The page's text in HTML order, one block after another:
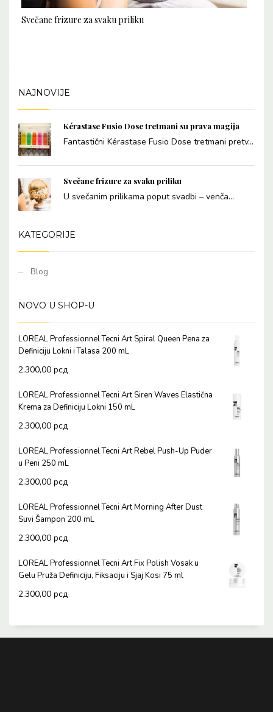
Svečane frizure za svaku priliku
NAJNOVIJE
Kérastase Fusio Dose tretmani su prava magija
Fantastični Kérastase Fusio Dose tretmani pretv...
Svečane frizure za svaku priliku
U svečanim prilikama poput svadbi – venča...
KATEGORIJE
Blog
NOVO U SHOP-U
LOREAL Professionnel Tecni Art Spiral Queen Pena za
Definiciju Lokni i Talasa 200 mL
2.300,00 рсд
LOREAL Professionnel Tecni Art Siren Waves Elastična
Krema za Definiciju Lokni 150 mL
2.300,00 рсд
LOREAL Professionnel Tecni Art Rebel Push-Up Puder
u Peni 250 mL
2.300,00 рсд
LOREAL Professionnel Tecni Art Morning After Dust
Suvi Šampon 200 mL
2.300,00 рсд
LOREAL Professionnel Tecni Art Fix Polish Vosak u
Gelu Pruža Definiciju, Fiksaciju i Sjaj Kosi 75 ml
2.300,00 рсд